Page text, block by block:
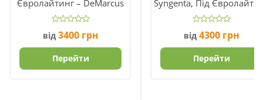
Євролайтинг – DeMarcus
від 3400 грн
Перейти
Syngenta, Під
від 4300 грн
Перейти